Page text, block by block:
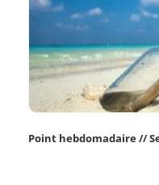
Point hebdomadaire //